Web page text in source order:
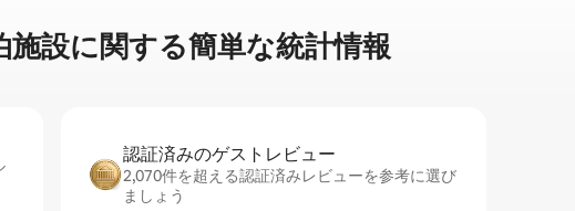
設⁠に関⁠す⁠る簡⁠単⁠な統⁠計⁠情⁠報
認証済みのゲ⁠ス⁠ト⁠レ⁠ビ⁠ュ⁠ー
2,070件を超える認証済みレビューを参考に選び
ましょう